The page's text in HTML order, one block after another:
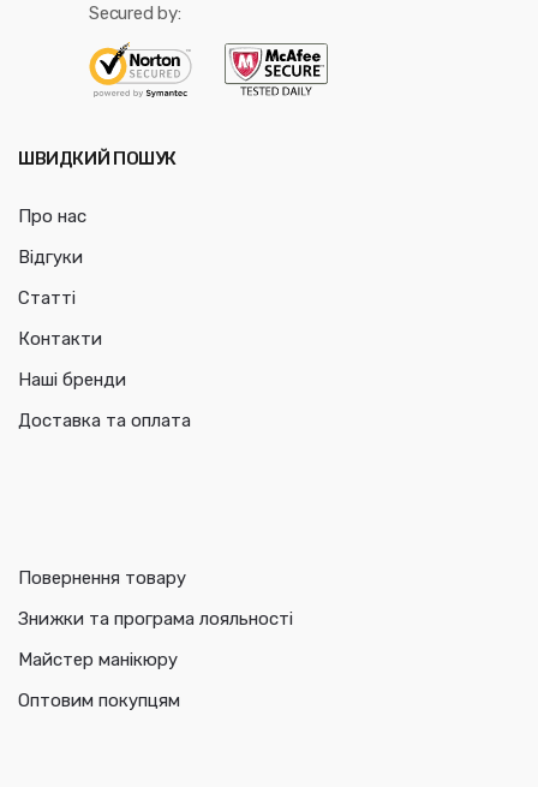
Secured by:
ШВИДКИЙ ПОШУК
Про нас
Відгуки
Статті
Контакти
Наші бренди
Доставка та оплата
Повернення товару
Знижки та програма лояльності
Майстер манікюру
Оптовим покупцям